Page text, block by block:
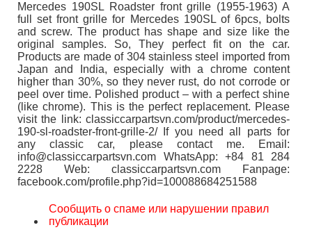
Mercedes 190SL Roadster front grille (1955-1963) A
full set front grille for Mercedes 190SL of 6pcs, bolts
and screw. The product has shape and size like the
original samples. So, They perfect fit on the car.
Products are made of 304 stainless steel imported from
Japan and India, especially with a chrome content
higher than 30%, so they never rust, do not corrode or
peel over time. Polished product – with a perfect shine
(like chrome). This is the perfect replacement. Please
visit the link: classiccarpartsvn.com/product/mercedes-
190-sl-roadster-front-grille-2/ If you need all parts for
any classic car, please contact me. Email:
info@classiccarpartsvn.com WhatsApp: +84 81 284
2228 Web: classiccarpartsvn.com Fanpage:
facebook.com/profile.php?id=100088684251588
Сообщить о спаме или нарушении правил
публикации